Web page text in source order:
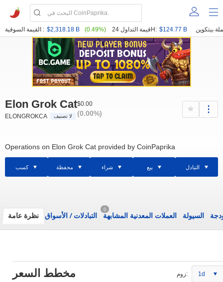
القيمة السوقية : $2,318.18 B (0.49%) قيمة التداول 24H: $124.77 B
Elon Grok Cat
ELONGROKCA لا تصنيف
$0.00
(0.00%)
Operations on Elon Grok Cat provided by CoinPaprika
كسب محفظة شراء بيع التبادل
نظرة عامة التبادلات/ الأسواق
0
العملات المعدنية المشابهة السيولة
مخطط السعر زوم: 1d